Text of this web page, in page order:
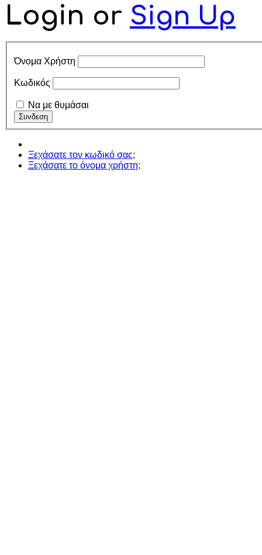
Login or Sign Up
Όνομα Χρήστη
Κωδικός
Να με θυμάσαι
Ξεχάσατε τον κωδικό σας;
Ξεχάσατε το όνομα χρήστη;